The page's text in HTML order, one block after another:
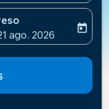
labelreturn-date-
ago. 2026
today